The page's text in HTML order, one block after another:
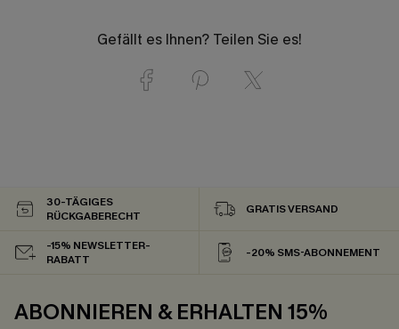
Gefällt es Ihnen? Teilen Sie es!
30-TÄGIGES
RÜCKGABERECHT
GRATIS VERSAND
-15% NEWSLETTER-
RABATT
-20% SMS-ABONNEMENT
ABONNIEREN & ERHALTEN 15%